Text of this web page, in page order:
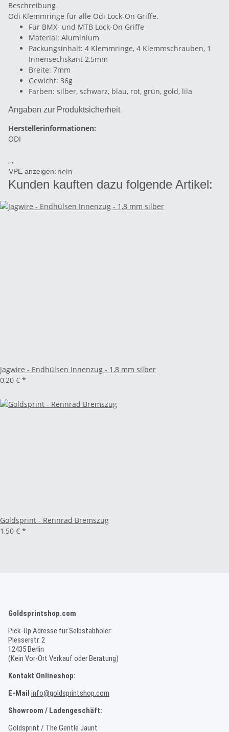
Beschreibung
Odi Klemmringe für alle Odi Lock-On Griffe.
Für BMX- und MTB Lock-On Griffe
Material: Aluminium
Packungsinhalt: 4 Klemmringe, 4 Klemmschrauben, 1
Innensechskant 2,5mm
Breite: 7mm
Gewicht: 36g
Farben: silber, schwarz, blau, rot, grün, gold, lila
Angaben zur Produktsicherheit
Herstellerinformationen:
ODI
, ,
VPE anzeigen: nein
Kunden kauften dazu folgende Artikel:
Jagwire - Endhülsen Innenzug - 1,8 mm silber
0,20 € *
Goldsprint - Rennrad Bremszug
1,50 € *
Goldsprintshop.com
Pick-Up Adresse für Selbstabholer:
Plesserstr. 2
12435 Berlin
(Kein Vor-Ort Verkauf oder Beratung)
Kontakt Onlineshop:
E-Mail info@goldsprintshop.com
Showroom / Ladengeschäft:
Goldsprint / The Gentle Jaunt